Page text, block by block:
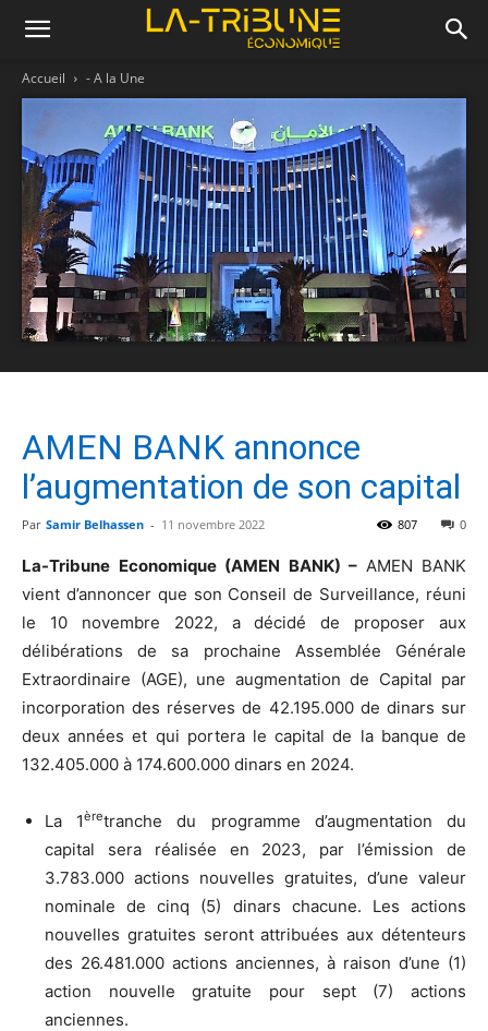
Accueil - A la Une
AMEN BANK annonce
l’augmentation de son capital
Par Samir Belhassen - 11 novembre 2022 0
807
La-Tribune Economique (AMEN BANK) – AMEN BANK
vient d’annoncer que son Conseil de Surveillance, réuni
le 10 novembre 2022, a décidé de proposer aux
délibérations de sa prochaine Assemblée Générale
Extraordinaire (AGE), une augmentation de Capital par
incorporation des réserves de 42.195.000 de dinars sur
deux années et qui portera le capital de la banque de
132.405.000 à 174.600.000 dinars en 2024.
La 1èretranche du programme d’augmentation du
capital sera réalisée en 2023, par l’émission de
3.783.000 actions nouvelles gratuites, d’une valeur
nominale de cinq (5) dinars chacune. Les actions
nouvelles gratuites seront attribuées aux détenteurs
des 26.481.000 actions anciennes, à raison d’une (1)
action nouvelle gratuite pour sept (7) actions
anciennes.